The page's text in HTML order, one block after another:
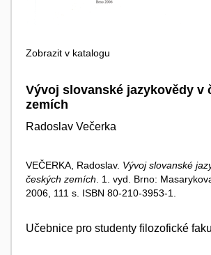
Zobrazit v katalogu
Vývoj slovanské jazykovědy v
zemích
Radoslav Večerka
VEČERKA, Radoslav. Vývoj slovanské
českých zemích . 1. vyd. Brno:
2006, 111 s. ISBN 80-210-3953-1.
Učebnice pro studenty filozofické